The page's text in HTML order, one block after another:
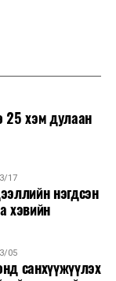
дулаан
үйлчлэх 250
25 хэм дулаан
17
нэгдсэн
хэвийн
05
санхүүжүүлэх